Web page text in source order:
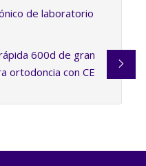
de laboratorio
600d de gran
ortodoncia con CE